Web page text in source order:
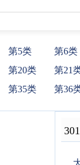
第5类
第6类
第20类
第21
第35类 第36